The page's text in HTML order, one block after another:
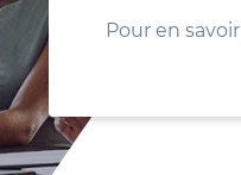
Pour en